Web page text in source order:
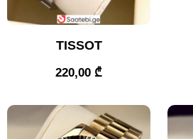
TISSOT
220,00 ₾